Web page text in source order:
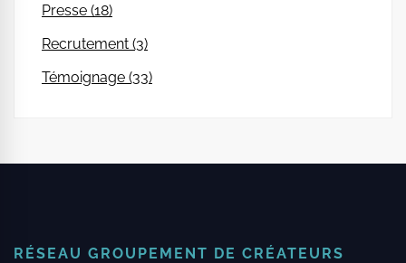
Presse (18)
Recrutement (3)
Témoignage (33)
RÉSEAU GROUPEMENT DE CRÉATEURS